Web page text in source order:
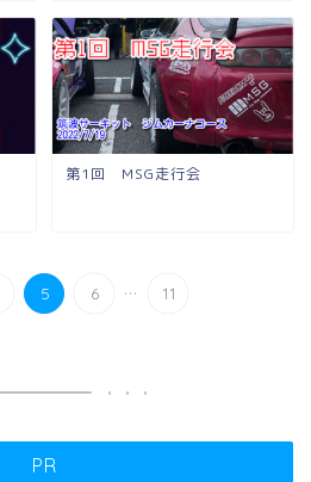
第1回 MSG走行会
5 6 ... 11
PR